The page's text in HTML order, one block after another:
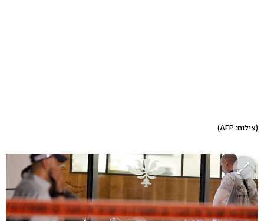
(צילום: AFP)